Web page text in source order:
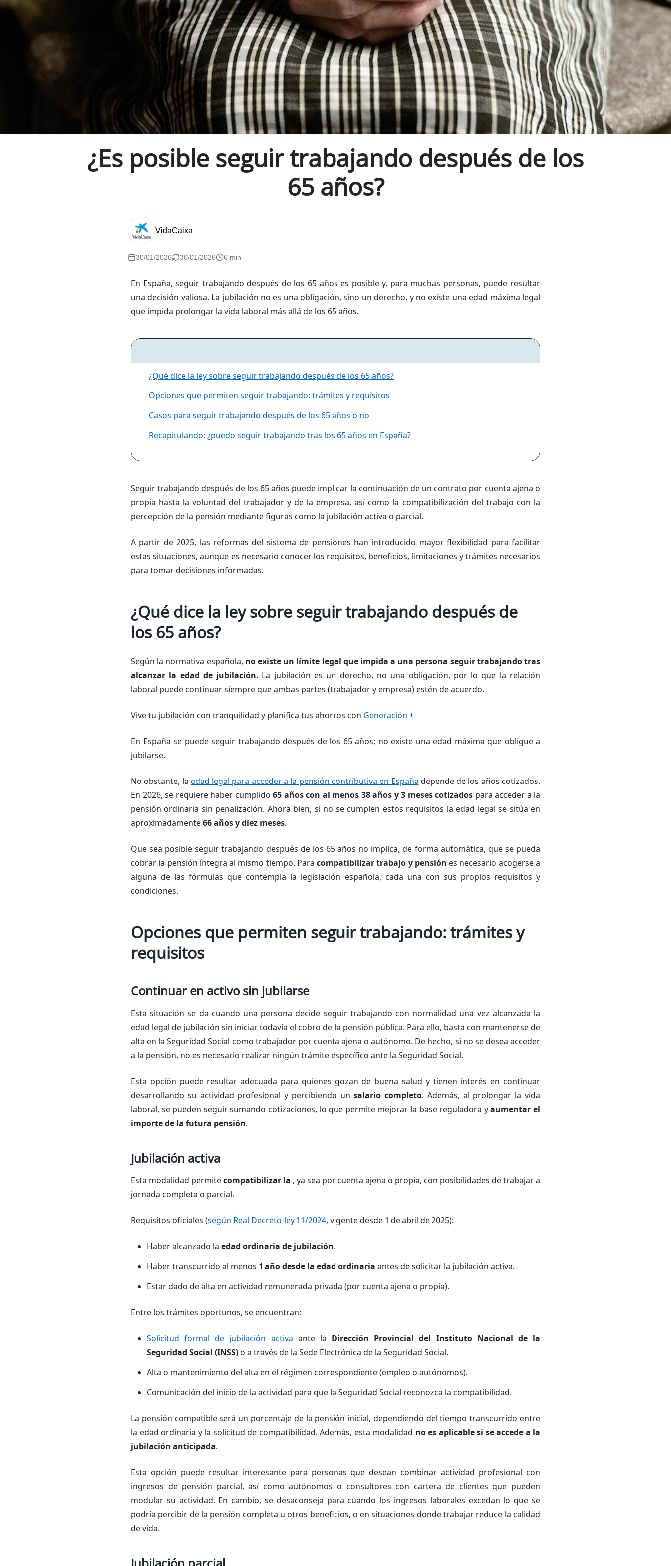
¿Es posible seguir trabajando después de los
65 años?
VidaCaixa
30/01/2026 30/01/2026 6 min
En España, seguir trabajando después de los 65 años es posible y, para muchas personas, puede resultar
una decisión valiosa. La jubilación no es una obligación, sino un derecho, y no existe una edad máxima legal
que impida prolongar la vida laboral más allá de los 65 años.
¿Qué dice la ley sobre seguir trabajando después de los 65 años?
Opciones que permiten seguir trabajando: trámites y requisitos
Casos para seguir trabajando después de los 65 años o no
Recapitulando: ¿puedo seguir trabajando tras los 65 años en España?
Seguir trabajando después de los 65 años puede implicar la continuación de un contrato por cuenta ajena o
propia hasta la voluntad del trabajador y de la empresa, así como la compatibilización del trabajo con la
percepción de la pensión mediante figuras como la jubilación activa o parcial.
A partir de 2025, las reformas del sistema de pensiones han introducido mayor flexibilidad para facilitar
estas situaciones, aunque es necesario conocer los requisitos, beneficios, limitaciones y trámites necesarios
para tomar decisiones informadas.
¿Qué dice la ley sobre seguir trabajando después de
los 65 años?
Según la normativa española, no existe un límite legal que impida a una persona seguir trabajando tras
alcanzar la edad de jubilación. La jubilación es un derecho, no una obligación, por lo que la relación
laboral puede continuar siempre que ambas partes (trabajador y empresa) estén de acuerdo.
Vive tu jubilación con tranquilidad y planifica tus ahorros con Generación +
En España se puede seguir trabajando después de los 65 años; no existe una edad máxima que obligue a
jubilarse.
No obstante, la edad legal para acceder a la pensión contributiva en España depende de los años cotizados.
En 2026, se requiere haber cumplido 65 años con al menos 38 años y 3 meses cotizados para acceder a la
pensión ordinaria sin penalización. Ahora bien, si no se cumplen estos requisitos la edad legal se sitúa en
aproximadamente66 años y diez meses.
Que sea posible seguir trabajando después de los 65 años no implica, de forma automática, que se pueda
cobrar la pensión íntegra al mismo tiempo. Paracompatibilizar trabajo y pensión es necesario acogerse a
alguna de las fórmulas que contempla la legislación española, cada una con sus propios requisitos y
condiciones.
Opciones que permiten seguir trabajando: trámites y
requisitos
Continuar en activo sin jubilarse
Esta situación se da cuando una persona decide seguir trabajando con normalidad una vez alcanzada la
edad legal de jubilación sin iniciar todavía el cobro de la pensión pública. Para ello, basta con mantenerse de
alta en la Seguridad Social como trabajador por cuenta ajena o autónomo. De hecho, si no se desea acceder
a la pensión, no es necesario realizar ningún trámite específico ante la Seguridad Social.
Esta opción puede resultar adecuada para quienes gozan de buena salud y tienen interés en continuar
desarrollando su actividad profesional y percibiendo unsalario completo. Además, al prolongar la vida
laboral, se pueden seguir sumando cotizaciones, lo que permite mejorar la base reguladora yaumentar el
importe de la futura pensión.
Jubilación activa
Esta modalidad permitecompatibilizar la , ya sea por cuenta ajena o propia, con posibilidades de trabajar a
jornada completa o parcial.
Requisitos oficiales (según Real Decreto-ley 11/2024, vigente desde 1 de abril de 2025):
Haber alcanzado la edad ordinaria de jubilación.
Haber transcurrido al menos 1 año desde la edad ordinaria antes de solicitar la jubilación activa.
Estar dado de alta en actividad remunerada privada (por cuenta ajena o propia).
Entre los trámites oportunos, se encuentran:
Solicitud formal de jubilación activa ante la Dirección Provincial del Instituto Nacional de la
Seguridad Social (INSS) o a través de la Sede Electrónica de la Seguridad Social.
Alta o mantenimiento del alta en el régimen correspondiente (empleo o autónomos).
Comunicación del inicio de la actividad para que la Seguridad Social reconozca la compatibilidad.
La pensión compatible será un porcentaje de la pensión inicial, dependiendo del tiempo transcurrido entre
la edad ordinaria y la solicitud de compatibilidad. Además, esta modalidad no es aplicable si se accede a la
jubilación anticipada.
Esta opción puede resultar interesante para personas que desean combinar actividad profesional con
ingresos de pensión parcial, así como autónomos o consultores con cartera de clientes que pueden
modular su actividad. En cambio, se desaconseja para cuando los ingresos laborales excedan lo que se
podría percibir de la pensión completa u otros beneficios, o en situaciones donde trabajar reduce la calidad
de vida.